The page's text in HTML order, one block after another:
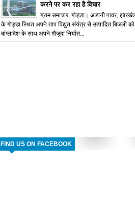
करने पर कर रहा है विचार
ग्राम समाचार, गोड्डा। अडानी पावर,
के गोड्डा स्थित अपने ताप विद्युत संयंत्र से उत्पादित बिजली को
बांग्लादेश के साथ अपने मौजूदा निर्यात...
FIND US ON FACEBOOK